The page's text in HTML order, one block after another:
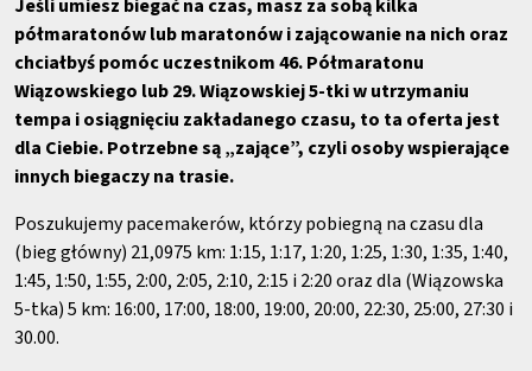
Jeśli umiesz biegać na czas, masz za sobą kilka
półmaratonów lub maratonów i zającowanie na nich oraz
chciałbyś pomóc uczestnikom 46. Półmaratonu
Wiązowskiego lub 29. Wiązowskiej 5-tki w utrzymaniu
tempa i osiągnięciu zakładanego czasu, to ta oferta jest
dla Ciebie. Potrzebne są „zające”, czyli osoby wspierające
innych biegaczy na trasie.
Poszukujemy pacemakerów, którzy pobiegną na czasu dla
(bieg główny) 21,0975 km: 1:15, 1:17, 1:20, 1:25, 1:30, 1:35, 1:40,
1:45, 1:50, 1:55, 2:00, 2:05, 2:10, 2:15 i 2:20 oraz dla (Wiązowska
5-tka) 5 km: 16:00, 17:00, 18:00, 19:00, 20:00, 22:30, 25:00, 27:30 i
30.00.